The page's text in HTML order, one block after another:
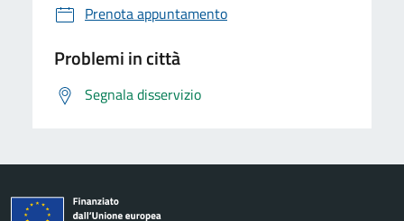
Prenota appuntamento
Problemi in città
Segnala disservizio